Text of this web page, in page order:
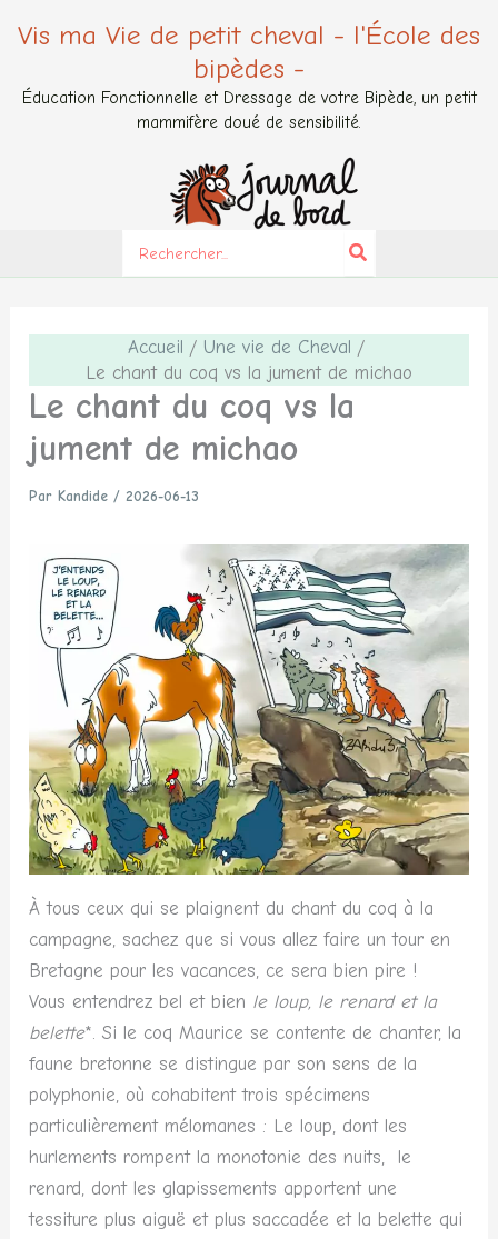
Vis ma Vie de petit cheval - l'École des
bipèdes -
Éducation Fonctionnelle et Dressage de votre Bipède, un petit
mammifère doué de sensibilité.
for:
Accueil
Une vie de Cheval
Le chant du coq vs la jument de michao
Le chant du coq vs la
jument de michao
Par Kandide/2026-06-13
À tous ceux qui se plaignent du chant du coq à la
campagne, sachez que si vous allez faire un tour en
Bretagne pour les vacances, ce sera bien pire !
Vous entendrez bel et bien le loup, le renard et la
belette*. Si le coq Maurice se contente de chanter, la
faune bretonne se distingue par son sens de la
polyphonie, où cohabitent trois spécimens
particulièrement mélomanes : Le loup, dont les
hurlements rompent la monotonie des nuits, le
renard, dont les glapissements apportent une
tessiture plus aiguë et plus saccadée et la belette qui